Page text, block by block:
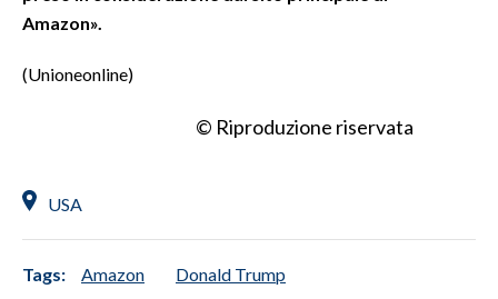
Amazon».
(Unioneonline)
© Riproduzione riservata
USA
Tags: Amazon Donald Trump